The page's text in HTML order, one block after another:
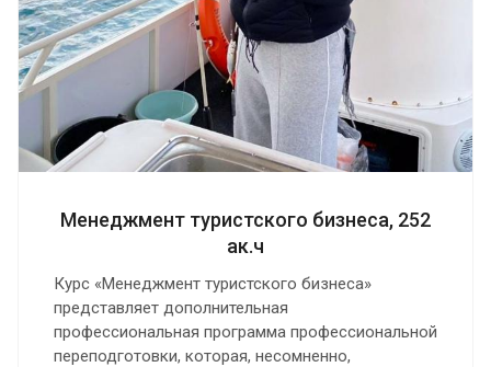
Менеджмент туристского бизнеса, 252
ак.ч
Курс «Менеджмент туристского бизнеса»
представляет дополнительная
профессиональная программа профессиональной
переподготовки, которая, несомненно,